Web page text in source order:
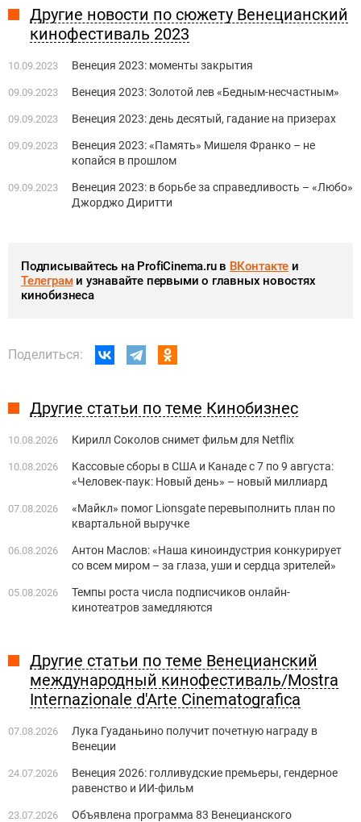
Другие новости по сюжету Венецианский
кинофестиваль 2023
10.09.2023 Венеция 2023: моменты закрытия
09.09.2023 Венеция 2023: Золотой лев «Бедным-несчастным»
09.09.2023 Венеция 2023: день десятый, гадание на призерах
09.09.2023
Венеция 2023: «Память» Мишеля Франко – не
копайся в прошлом
09.09.2023
Венеция 2023: в борьбе за справедливость – «Любо»
Джорджо Диритти
Подписывайтесь на ProfiCinema.ru в ВКонтакте и
Телеграми узнавайте первыми о главных новостях
кинобизнеса
Поделиться:
Другие статьи по теме Кинобизнес
10.08.2026 Кирилл Соколов снимет фильм для Netflix
10.08.2026
Кассовые сборы в США и Канаде с 7 по 9 августа:
«Человек-паук: Новый день» – новый миллиард
07.08.2026
«Майкл» помог Lionsgate перевыполнить план по
квартальной выручке
06.08.2026
Антон Маслов: «Наша киноиндустрия конкурирует
со всем миром – за глаза, уши и сердца зрителей»
05.08.2026
Темпы роста числа подписчиков онлайн-
кинотеатров замедляются
Другие статьи по теме Венецианский
международный кинофестиваль/Mostra
Internazionale d'Arte Cinematografica
07.08.2026
Лука Гуаданьино получит почетную награду в
Венеции
24.07.2026
Венеция 2026: голливудские премьеры, гендерное
равенство и ИИ-фильм
23.07.2026
Объявлена программа 83 Венецианского